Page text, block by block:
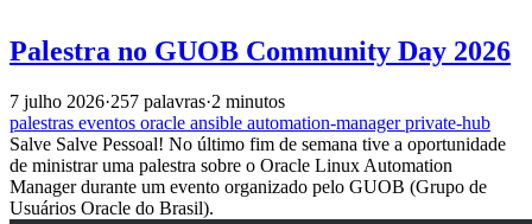
Palestra no GUOB Community Day 2026
7 julho 2026·257 palavras·2 minutos
palestras eventos oracle ansible automation-managerprivate-hub
Salve Salve Pessoal! No último fim de semana tive a oportunidade
de ministrar uma palestra sobre o Oracle Linux Automation
Manager durante um evento organizado pelo GUOB (Grupo de
Usuários Oracle do Brasil).